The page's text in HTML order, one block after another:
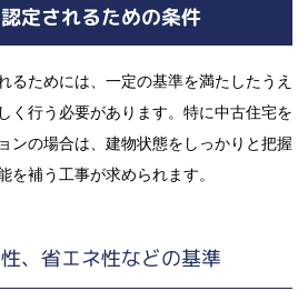
定されるための条件
るためには、一定の基準を満たしたうえ
く行う必要があります。特に中古住宅を
ンの場合は、建物状態をしっかりと把握
を補う工事が求められます。
、省エネ性などの基準